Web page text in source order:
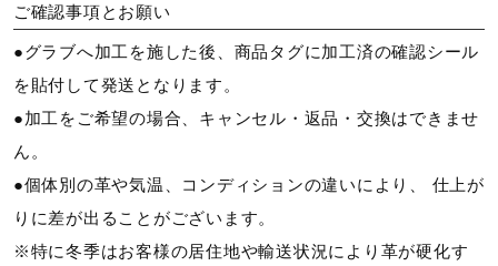
ご確認事項とお願い
●グラブへ加工を施した後、商品タグに加工済の確認シール
を貼付して発送となります。
●加工をご希望の場合、キャンセル・返品・交換はできませ
ん。
●個体別の革や気温、コンディションの違いにより、 仕上が
りに差が出ることがございます。
※特に冬季はお客様の居住地や輸送状況により革が硬化す